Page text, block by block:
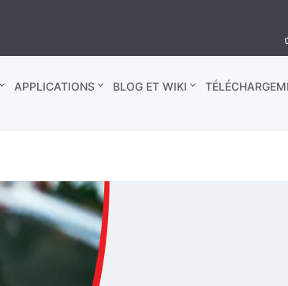
APPLICATIONS BLOG ET WIKI